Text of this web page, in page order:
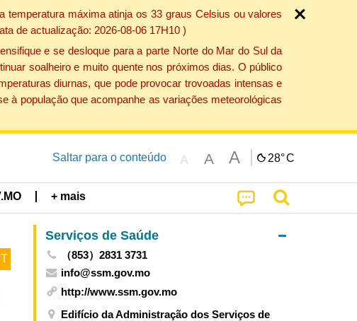
máxima atinja os 33 graus Celsius ou valores
de actualização: 2026-08-06 17H10 )
e se desloque para a parte Norte do Mar do Sul da
soalheiro e muito quente nos próximos dias. O público
diurnas, que pode provocar trovoadas intensas e
à população que acompanhe as variações meteorológicas
Saltar para o conteúdo A A A 28°C
+ mais
Serviços de Saúde
（853）2831 3731
info@ssm.gov.mo
http://www.ssm.gov.mo
Edifício da Administração dos Serviços de